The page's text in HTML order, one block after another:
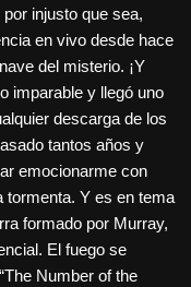
injusto que sea,
en vivo desde hace
del misterio. ¡Y
imparable y llegó uno
descarga de los
tantos años y
emocionarme con
tormenta. Y es en tema
formado por Murray,
El fuego se
Number of the